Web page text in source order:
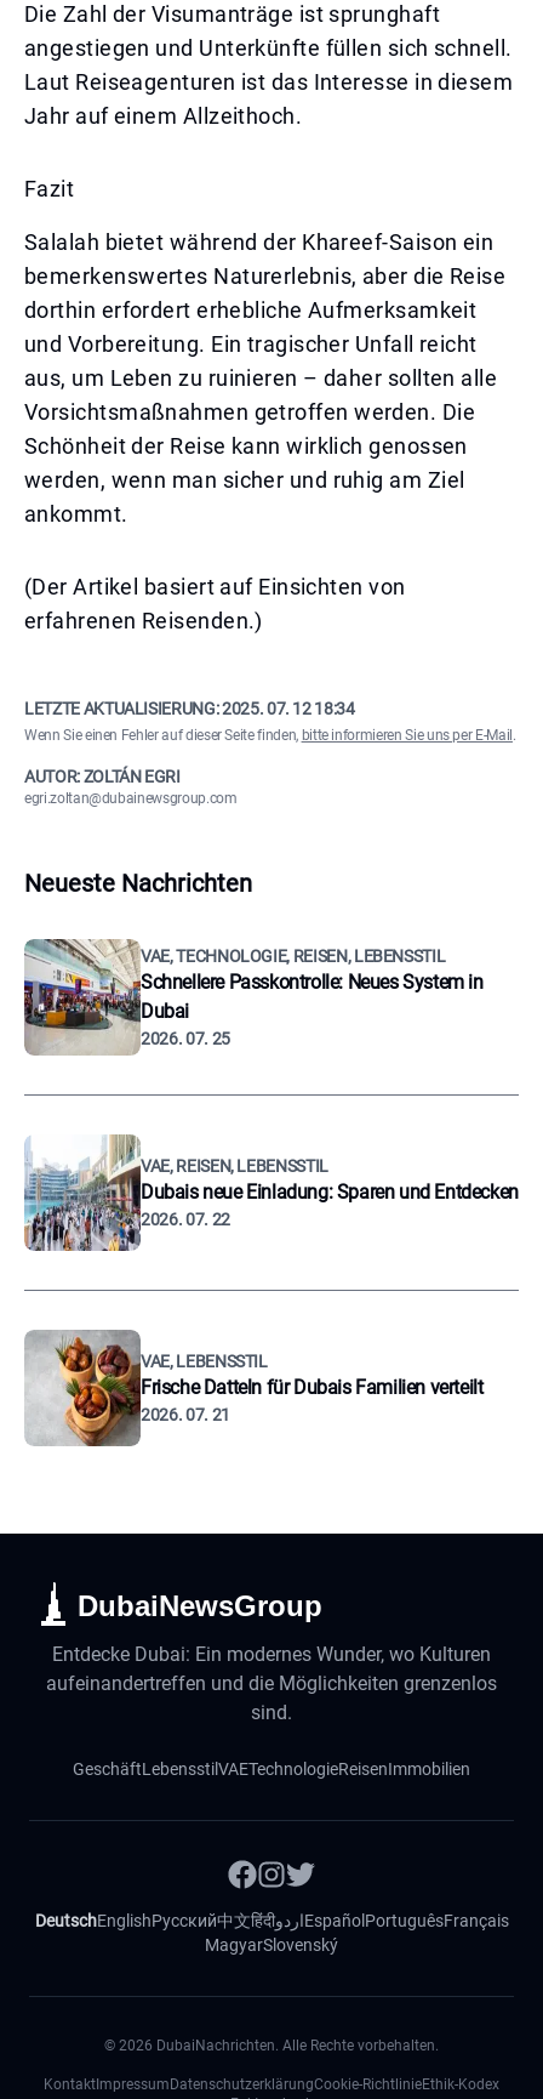
Die Zahl der Visumanträge ist sprunghaft
angestiegen und Unterkünfte füllen sich schnell.
Laut Reiseagenturen ist das Interesse in diesem
Jahr auf einem Allzeithoch.
Fazit
Salalah bietet während der Khareef-Saison ein
bemerkenswertes Naturerlebnis, aber die Reise
dorthin erfordert erhebliche Aufmerksamkeit
und Vorbereitung. Ein tragischer Unfall reicht
aus, um Leben zu ruinieren – daher sollten alle
Vorsichtsmaßnahmen getroffen werden. Die
Schönheit der Reise kann wirklich genossen
werden, wenn man sicher und ruhig am Ziel
ankommt.
(Der Artikel basiert auf Einsichten von
erfahrenen Reisenden.)
LETZTE AKTUALISIERUNG:2025. 07. 12 18:34
Wenn Sie einen Fehler auf dieser Seite finden, bitte informieren Sie uns per E-Mail .
AUTOR: ZOLTÁN EGRI
egri.zoltan@dubainewsgroup.com
Neueste Nachrichten
VAE, TECHNOLOGIE, REISEN, LEBENSSTIL
Schnellere Passkontrolle: Neues System in
Dubai
2026. 07. 25
VAE, REISEN, LEBENSSTIL
Dubais neue Einladung: Sparen und Entdecken
2026. 07. 22
VAE, LEBENSSTIL
Frische Datteln für Dubais Familien verteilt
2026. 07. 21
DubaiNewsGroup
Entdecke Dubai: Ein modernes Wunder, wo Kulturen
aufeinandertreffen und die Möglichkeiten grenzenlos
sind.
GeschäftLebensstilVAETechnologieReisenImmobilien
DeutschEnglishРусский中文हिंदीاردوEspañol PortuguêsFrançais
MagyarSlovenský
© 2026 DubaiNachrichten. Alle Rechte vorbehalten.
Kontakt Impressum DatenschutzerklärungCookie-RichtlinieEthik-Kodex